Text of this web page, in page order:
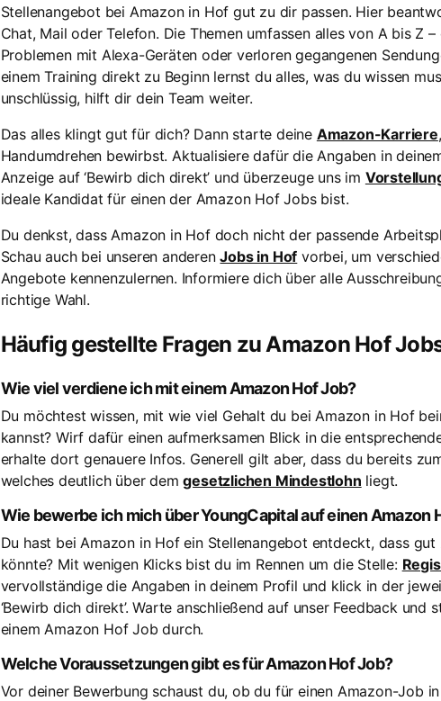
Stellenangebot bei Amazon in Hof gut zu dir passen. Hier
Chat, Mail oder Telefon. Die Themen umfassen alles von A bis Z
Problemen mit Alexa-Geräten oder verloren gegangenen
einem Training direkt zu Beginn lernst du alles, was du wissen
unschlüssig, hilft dir dein Team weiter.
Das alles klingt gut für dich? Dann starte deine Amazon-Karriere
Handumdrehen bewirbst. Aktualisiere dafür die Angaben in
Anzeige auf ‘Bewirb dich direkt’ und überzeuge uns im
ideale Kandidat für einen der Amazon Hof Jobs bist.
Du denkst, dass Amazon in Hof doch nicht der passende
Schau auch bei unseren anderenJobs in Hof vorbei, um
Angebote kennenzulernen. Informiere dich über alle
richtige Wahl.
Häufig gestellte Fragen zu Amazon Hof
Wie viel verdiene ich mit einem Amazon Hof Job?
Du möchtest wissen, mit wie viel Gehalt du bei Amazon in Hof
kannst? Wirf dafür einen aufmerksamen Blick in die
erhalte dort genauere Infos. Generell gilt aber, dass du bereits
welches deutlich über demgesetzlichen Mindestlohn liegt.
Wie bewerbe ich mich über YoungCapital auf einen Amazon
Du hast bei Amazon in Hof ein Stellenangebot entdeckt, dass
könnte? Mit wenigen Klicks bist du im Rennen um die Stelle:
vervollständige die Angaben in deinem Profil und klick in der
‘Bewirb dich direkt’. Warte anschließend auf unser Feedback
einem Amazon Hof Job durch.
Welche Voraussetzungen gibt es für Amazon Hof Job?
Vor deiner Bewerbung schaust du, ob du für einen Amazon-Job